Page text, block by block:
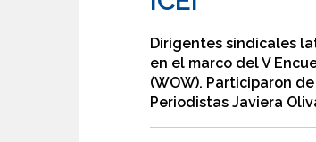
Dirigentes sindicales
en el marco del V
(WOW). Participaron
Periodistas Javiera